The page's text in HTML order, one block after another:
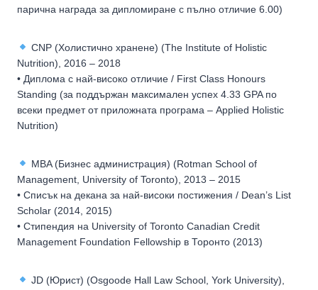
парична награда за дипломиране с пълно отличие 6.00)
CNP (Холистично хранене) (The Institute of Holistic
Nutrition), 2016 – 2018
• Диплома с най-високо отличие / First Class Honours
Standing (за поддържан максимален успех 4.33 GPA по
всеки предмет от приложната програма – Applied Holistic
Nutrition)
MBA (Бизнес администрация) (Rotman School of
Management, University of Toronto), 2013 – 2015
• Списък на декана за най-високи постижения / Dean’s List
Scholar (2014, 2015)
• Стипендия на University of Toronto Canadian Credit
Management Foundation Fellowship в Торонто (2013)
JD (Юрист) (Osgoode Hall Law School, York University),